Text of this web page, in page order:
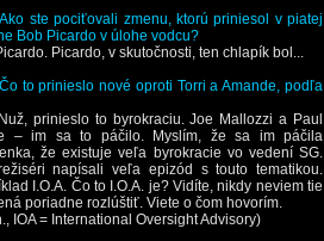
Ako ste pociťovali zmenu, ktorú priniesol v piatej
Bob Picardo v úlohe vodcu?
Picardo, v skutočnosti, ten chlapík bol...
Čo to prinieslo nové oproti Torri a Amande, podľa
Nuž, prinieslo to byrokraciu. Joe Mallozzi a Paul
– im sa to páčilo. Myslím, že sa im páčila
že existuje veľa byrokracie vo vedení SG.
napísali veľa epizód s touto tematikou.
I.O.A. Čo to I.O.A. je? Vidíte, nikdy neviem tie
poriadne rozlúštiť. Viete o čom hovorím.
IOA = International Oversight Advisory)